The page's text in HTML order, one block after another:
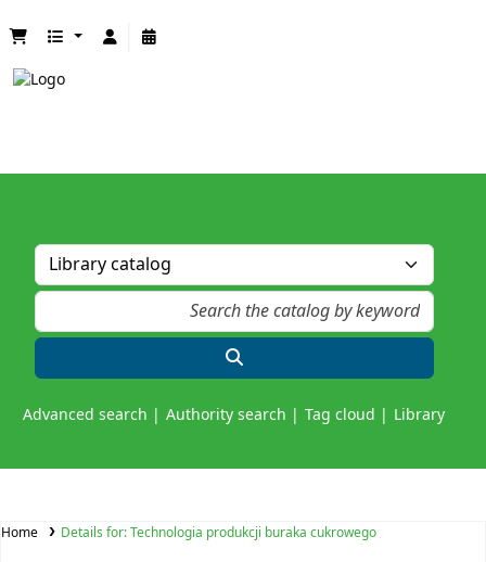
Advanced search Authority search Tag cloud Library
Home Details for:Technologia produkcji buraka cukrowego